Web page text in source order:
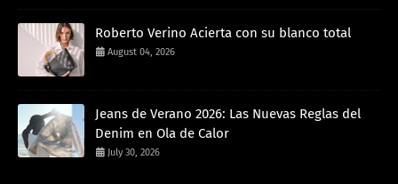
Roberto Verino Acierta con su blanco total
August 04, 2026
Jeans de Verano 2026: Las Nuevas Reglas del
Denim en Ola de Calor
July 30, 2026